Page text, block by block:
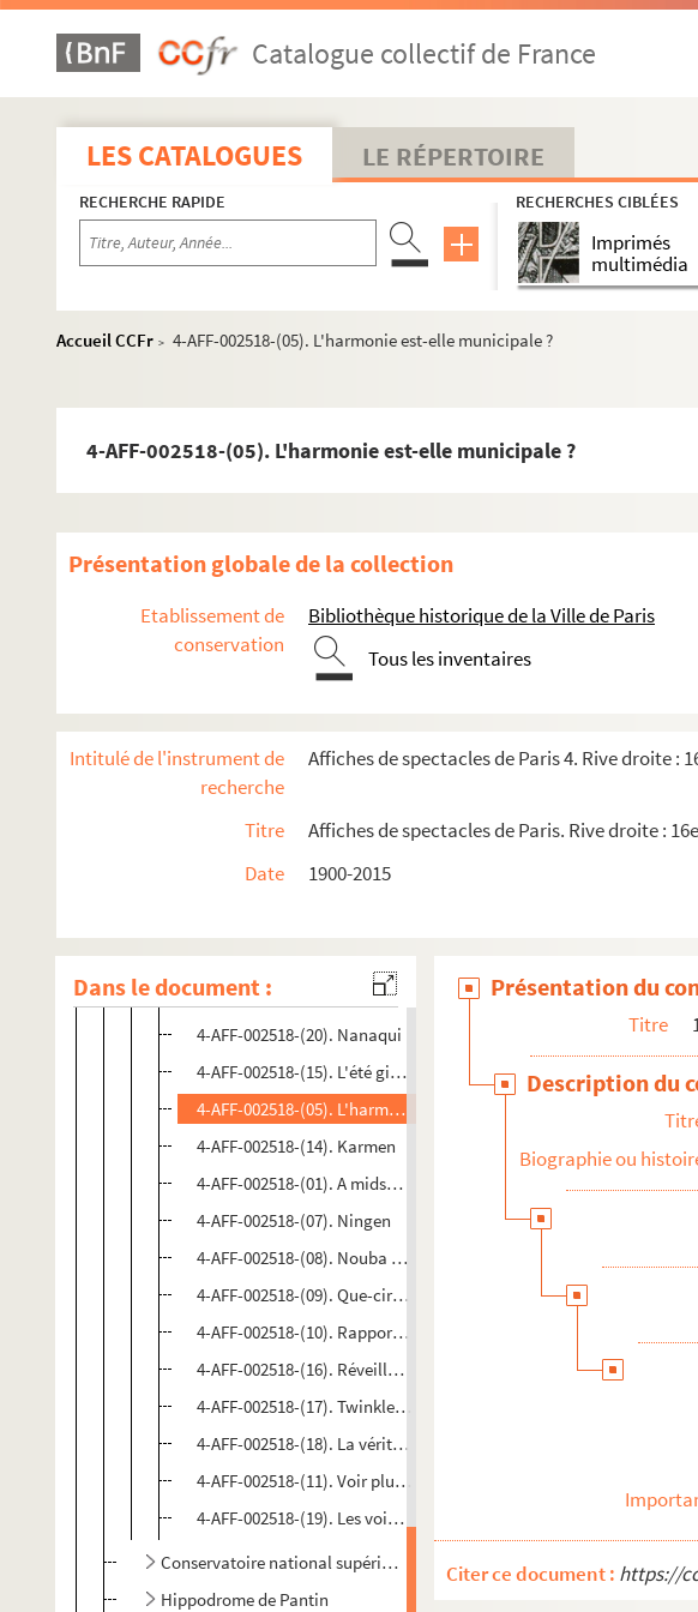
Catalogue collectif de France
LES CATALOGUES LE RÉPERTOIRE
RECHERCHE RAPIDE RECHERCHES CIBLÉES
Imprimés
multimédia
Accueil CCFr > 4-AFF-002518-(05). L'harmonie est-elle municipale ?
4-AFF-002518-(05). L'harmonie est-elle municipale ?
Présentation globale de la collection
Etablissement de
conservation
Bibliothèque historique de la Ville de Paris
Tous les inventaires
Intitulé de l'instrument de
recherche
Affiches de spectacles de Paris 4. Rive droite :
Titre
Affiches de spectacles de Paris. Rive droite :
Date
1900-2015
Dans le document :
Bouffon théâtre
La Cabane. Odéon Théâtre de l'Europe
Le Centquatre
Centre Paris Anim' Place des Fêtes
Cité de la musique-Philharmonie de Paris
École nationale supérieure d'architecture de Paris-La Villette
Espace Flandre
Espace Mathis
Péniche Adélaïde
Péniche Anako
Théâtre Darius Milhaud
Théâtre des Deux Rêves
Théâtre d'en face
Théâtre de l'Orme
La Villette
Cirque national Gruss
Grande Halle de la Villette
Spectacles
4-AFF-002518-(06). Bustric stories
4-AFF-002518-(02). Le cabaret latin
4-AFF-002518-(04). Les colporteurs
4-AFF-002518-(13). Criollo ; Baloji
4-AFF-002518-(20). Nanaqui
4-AFF-002518-(15). L'été gitan
4-AFF-002518-(05). L'harmonie est-elle municipale ?
4-AFF-002518-(14). Karmen
4-AFF-002518-(01). A midsummer night's dream
4-AFF-002518-(07). Ningen
4-AFF-002518-(08). Nouba algérienne
4-AFF-002518-(09). Que-cir-que
4-AFF-002518-(10). Rapport aux bêtes
4-AFF-002518-(16). Réveillon nouvel an do Brasil !
4-AFF-002518-(17). Twinkle Brothers & Trebunie Tutki
4-AFF-002518-(18). La véritable histoire de léon
4-AFF-002518-(11). Voir plus haut ou les nouvelles aventures
4-AFF-002518-(19). Les voix du Rebetiko
Conservatoire national supérieur de musique et de danse de Paris
Hippodrome de Pantin
Présentation du
Titre
Description du
Biographie ou
Citer ce document : https://